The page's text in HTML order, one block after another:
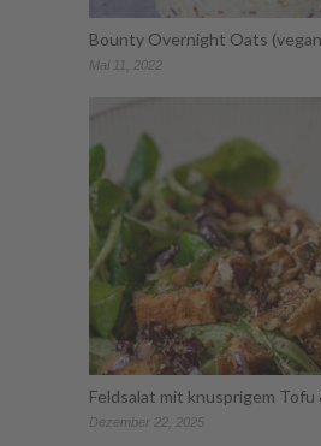
Bounty Overnight Oats
Mai 11, 2022
Feldsalat mit knusprigem Tofu
Dezember 22, 2025